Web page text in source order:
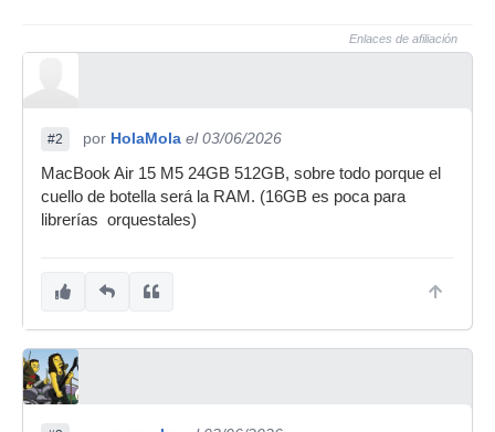
Enlaces de afiliación
#2 por HolaMola el 03/06/2026
MacBook Air 15 M5 24GB 512GB, sobre todo porque el
cuello de botella será la RAM. (16GB es poca para
librerías orquestales)